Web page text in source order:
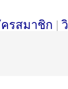
รสมาชิก |